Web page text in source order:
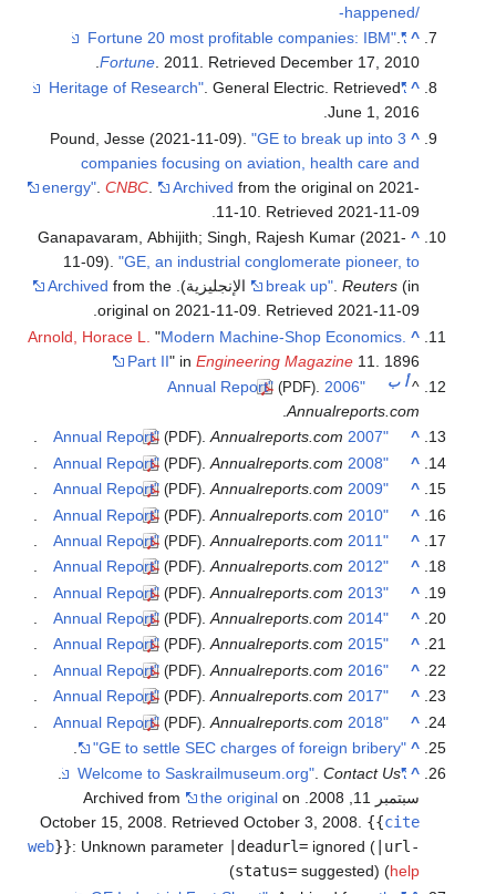
-happened/
^
"Fortune 20 most profitable companies: IBM"
.
Fortune . 2011 . Retrieved December 17, 2010
.
^
"Heritage of Research"
. General Electric. Retrieved
June 1, 2016
.
^
Pound, Jesse (2021-11-09)."GE to break up into 3
companies focusing on aviation, health care and
energy" .CNBC Archived from the original on 2021-
11-10 . Retrieved 2021-11-09
^
Ganapavaram, Abhijith; Singh, Rajesh Kumar (2021-
11-09)."GE, an industrial conglomerate pioneer, to
break up" .Reuters (in الإنجليزية). Archived from the
original on 2021-11-09 . Retrieved 2021-11-09
.
^
Arnold, Horace L. "Modern Machine-Shop Economics.
Part II" inEngineering Magazine 11. 1896
^أ ب "2006 Annual Report"
(PDF)
Annualreports.com
.
^
"2007 Annual Report"
(PDF).Annualreports.com
.
^
"2008 Annual Report"
(PDF) .Annualreports.com
^
"2009 Annual Report"
(PDF) .Annualreports.com
^
"2010 Annual Report"
(PDF) .Annualreports.com
^
"2011 Annual Report"
(PDF) .Annualreports.com
^
"2012 Annual Report"
(PDF).Annualreports.com
.
^
"2013 Annual Report"
(PDF) .Annualreports.com
^
"2014 Annual Report"
(PDF) .Annualreports.com
^
"2015 Annual Report"
(PDF).Annualreports.com
.
^
"2016 Annual Report"
(PDF) .Annualreports.com
^
"2017 Annual Report"
(PDF).Annualreports.com
.
^
"2018 Annual Report"
(PDF) .Annualreports.com
^
"GE to settle SEC charges of foreign bribery"
^
"Welcome to Saskrailmuseum.org"
.Contact Us
.
سبتمبر 11, 2008. Archived from
the original on
October 15, 2008. RetrievedOctober 3, 2008. {{cite
web}}: Unknown parameter |deadurl= ignored ( |url-
status= suggested) (help
)